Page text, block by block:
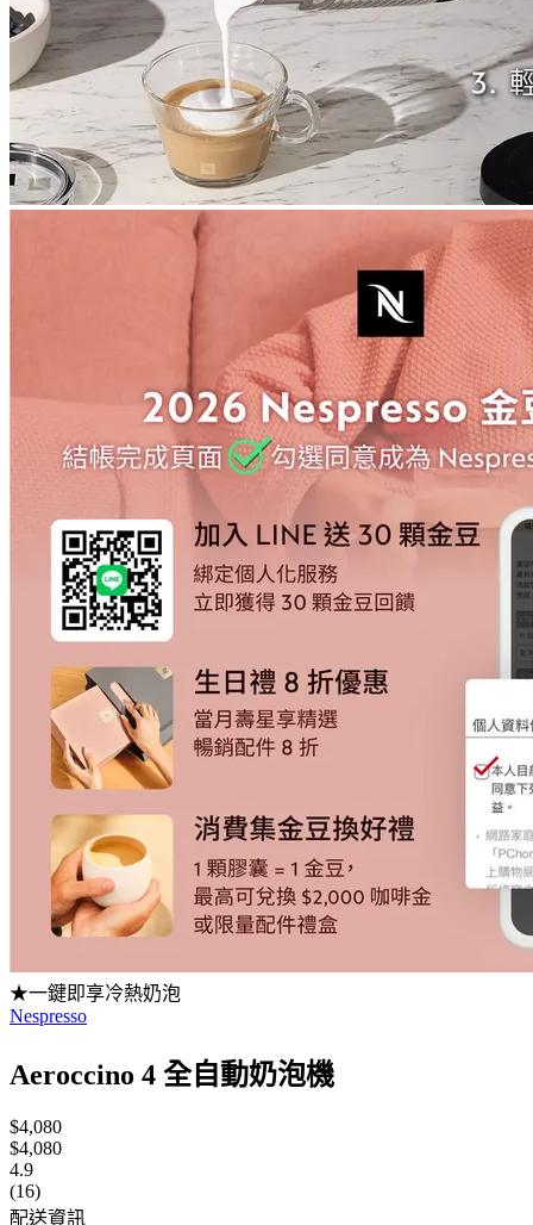
★一鍵即享冷熱奶泡
Nespresso
Aeroccino 4 全自動奶泡機
$4,080
$4,080
4.9
(16)
配送資訊